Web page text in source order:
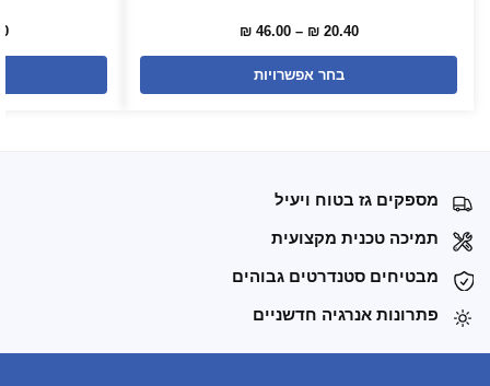
₪20.40
–
₪46.00
בחר אפשרויות
מספקים גז בטוח ויעיל
תמיכה טכנית מקצועית
מבטיחים סטנדרטים גבוהים
פתרונות אנרגיה חדשניים